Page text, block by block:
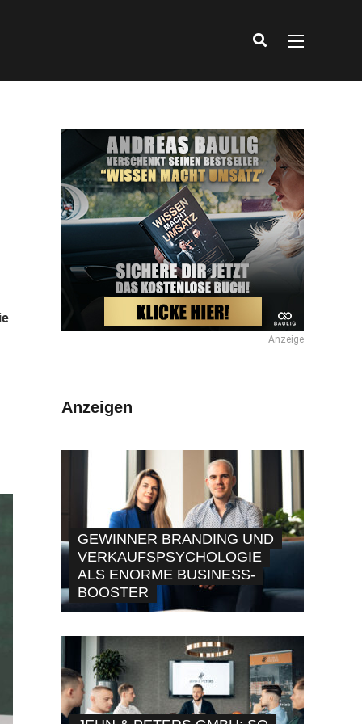
Anzeige
Anzeigen
GEWINNER BRANDING UND
VERKAUFSPSYCHOLOGIE
ALS ENORME BUSINESS-
BOOSTER